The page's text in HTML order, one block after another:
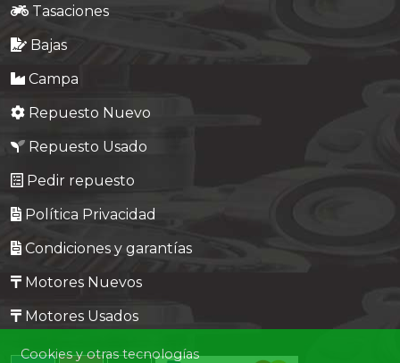
Tasaciones
Bajas
Campa
Repuesto Nuevo
Repuesto Usado
Pedir repuesto
Política Privacidad
Condiciones y garantías
Motores Nuevos
Motores Usados
Cookies y otras tecnologías